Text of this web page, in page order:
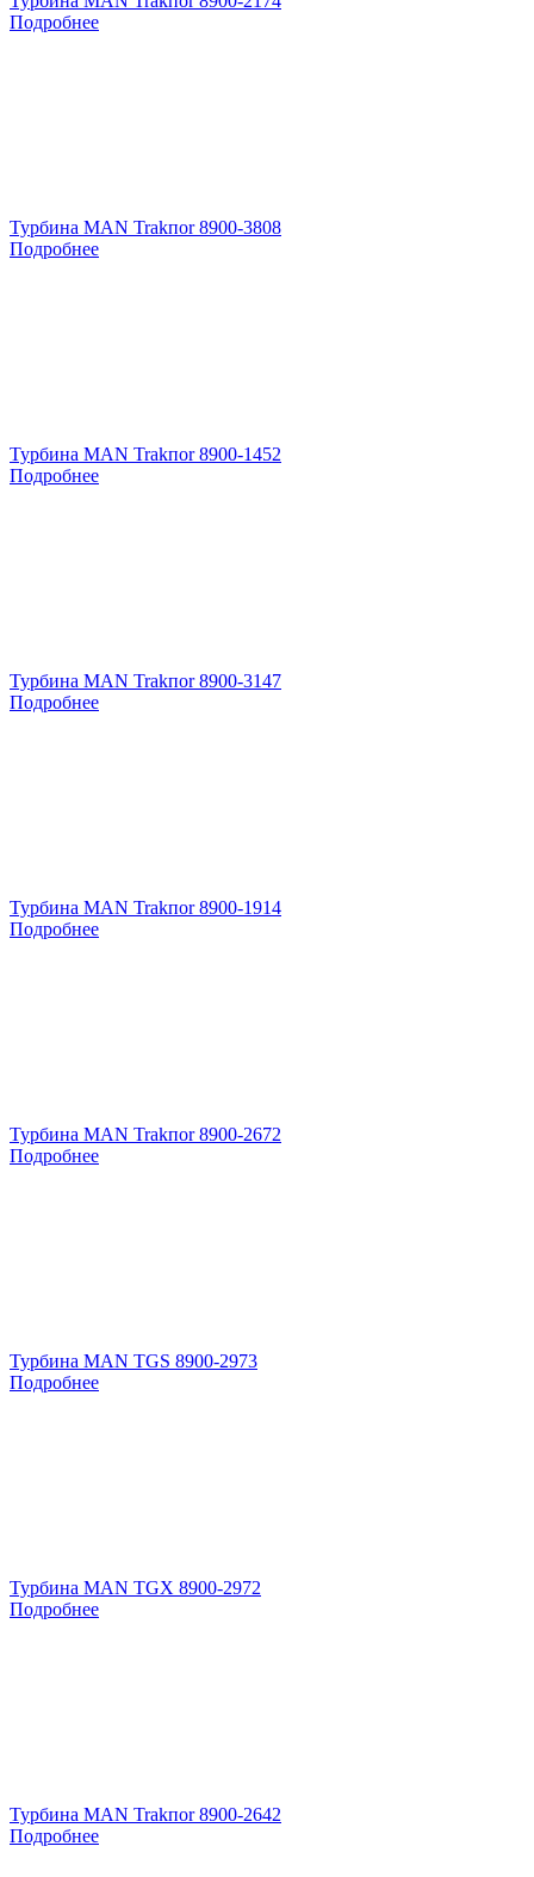
Подробнее
Турбина MAN Trakпоr 8900-3808
Подробнее
Турбина MAN Trakпоr 8900-1452
Подробнее
Турбина MAN Trakпоr 8900-3147
Подробнее
Турбина MAN Trakпоr 8900-1914
Подробнее
Турбина MAN Trakпоr 8900-2672
Подробнее
Турбина MAN TGS 8900-2973
Подробнее
Турбина MAN TGX 8900-2972
Подробнее
Турбина MAN Trakпоr 8900-2642
Подробнее